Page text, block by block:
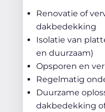
Renovatie of
dakbedekking
Isolatie van
en duurzaam)
Opsporen en
Regelmatig
Duurzame
dakbedekking